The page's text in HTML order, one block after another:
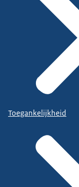
Toegankelijkheid